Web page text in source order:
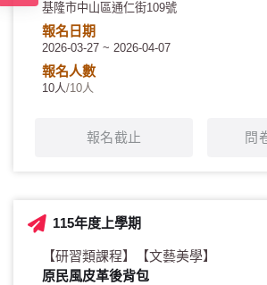
基隆市中山區通仁街109號
報名日期
2026-03-27 ~ 2026-04-07
報名人數
10人/10人
報名截止 問
115年度上學期
【研習類課程】
【文藝美學】
原民風皮革後背包